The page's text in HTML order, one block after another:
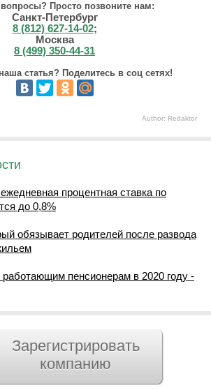
Просто позвоните нам:
Санкт-Петербург
8 (812) 627-14-02;
Москва
8 (499) 350-44-31
статья? Поделитесь в соц сетях!
Author: Redaktor
процентная ставка по
до 0,8%
обязывает родителей после развода
пенсионерам в 2020 году -
Зарегистрировать
компанию